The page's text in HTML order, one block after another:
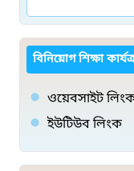
বিনিয়োগ শিক্ষা
ওয়েবসাইট
ইউটিউব লিংক